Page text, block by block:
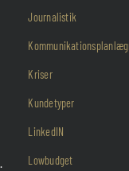
Journalistik
Kriser
Kundetyper
LinkedIN
Lowbudget